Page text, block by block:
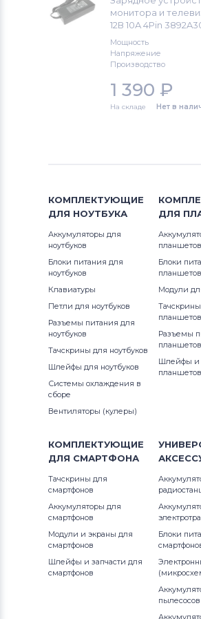
Блоки питания для
Блоки питания для
Блоки питания для
Link
Блоки питания для
Блоки питания для
Phillips
Блоки питания для
Блоки питания для мониторов
Блоки питания для
Блоки питания для
Polaroid
Блоки питания для
Блоки питания для
монитора и
12В 10A 4Pin
Мощность
Напряжение
Производство
1 390 ₽
На складе Нет в
КОМПЛЕКТУЮЩИЕ
ДЛЯ НОУТБУКА
Аккумуляторы для
ноутбуков
Блоки питания для
ноутбуков
Клавиатуры
Петли для ноутбуков
Разъемы питания для
ноутбуков
Тачскрины для ноутбуков
Шлейфы для ноутбуков
Системы охлаждения в
сборе
Вентиляторы (кулеры)
ДЛЯ
планшетов
Блоки
планшетов
Модули
планшетов
Разъемы
планшетов
Шлейфы и
планшетов
КОМПЛЕКТУЮЩИЕ
ДЛЯ СМАРТФОНА
Тачскрины для
смартфонов
Аккумуляторы для
смартфонов
Модули и экраны для
смартфонов
Шлейфы и запчасти для
смартфонов
Блоки
пылесосов